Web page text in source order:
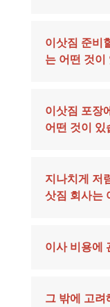
이삿짐 준비
는 어떤 것
이삿짐 포장
어떤 것이 있
지나치게 저
삿짐 회사는
이사 비용에
그 밖에 고